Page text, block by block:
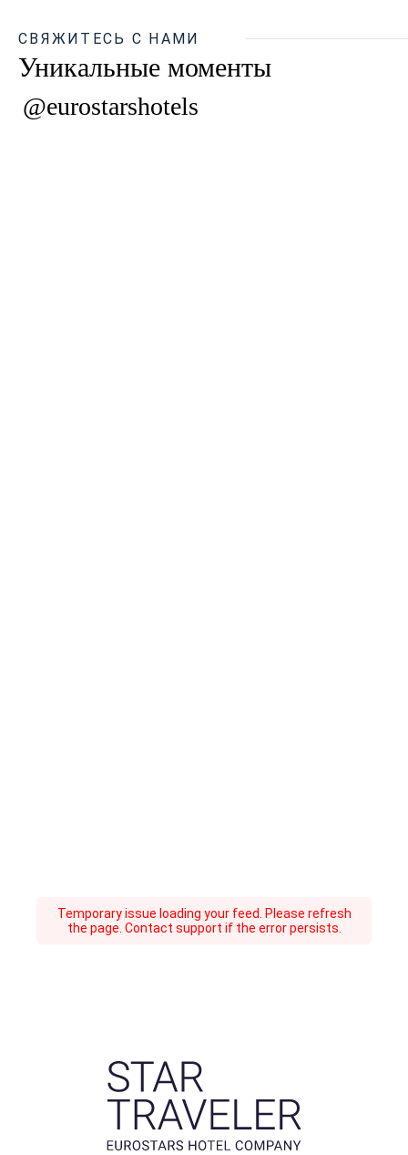
СВЯЖИТЕСЬ С НАМИ
Уникальные моменты
@eurostarshotels
Temporary issue loading your feed. Please refresh
the page. Contact support if the error persists.